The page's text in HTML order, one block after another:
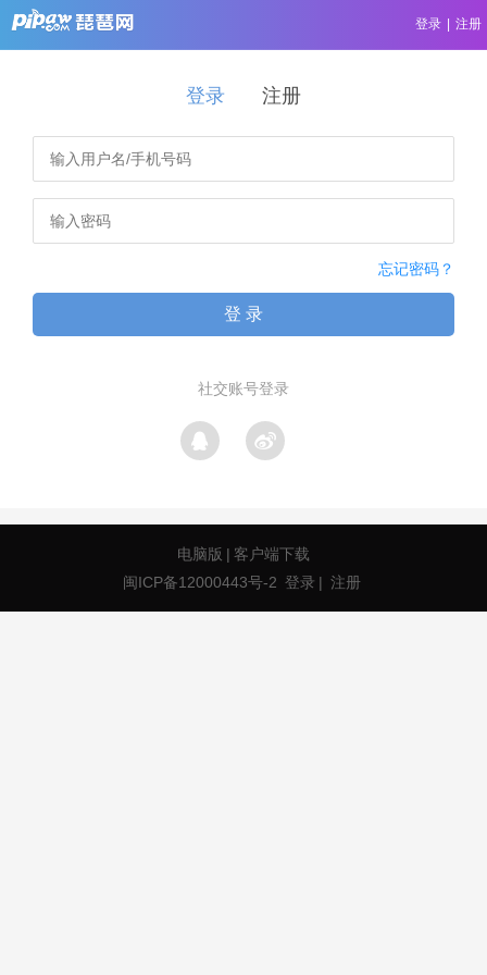
登录 注册
登录 注册
忘记密码？
登 录
社交账号登录
电脑版 | 客户端下载
闽ICP备12000443号-2 登录 | 注册